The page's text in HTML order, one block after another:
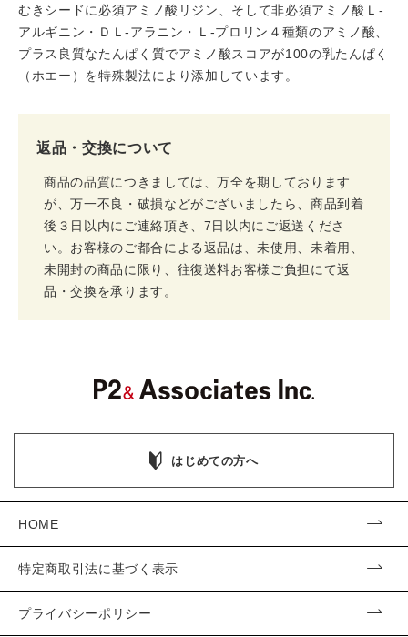
むきシードに必須アミノ酸リジン、そして非必須アミノ酸Ｌ-
アルギニン・ＤＬ-アラニン・Ｌ-プロリン４種類のアミノ酸、
プラス良質なたんぱく質でアミノ酸スコアが100の乳たんぱく
（ホエー）を特殊製法により添加しています。
返品・交換について
商品の品質につきましては、万全を期しております
が、万一不良・破損などがございましたら、商品到着
後３日以内にご連絡頂き、7日以内にご返送くださ
い。お客様のご都合による返品は、未使用、未着用、
未開封の商品に限り、往復送料お客様ご負担にて返
品・交換を承ります。
はじめての方へ
HOME
特定商取引法に基づく表示
プライバシーポリシー